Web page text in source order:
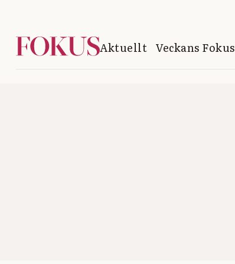
Aktuellt Veckans Fokus